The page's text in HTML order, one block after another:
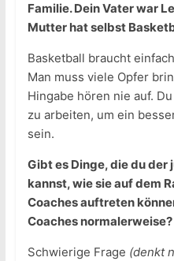
Familie. Dein Vater war
Mutter hat selbst
Basketball braucht
Man muss viele Opfer
Hingabe hören nie auf.
zu arbeiten, um ein
sein.
Gibt es Dinge, die du der
kannst, wie sie auf dem
Coaches auftreten
Coaches normalerweise?
Schwierige Frage (denkt